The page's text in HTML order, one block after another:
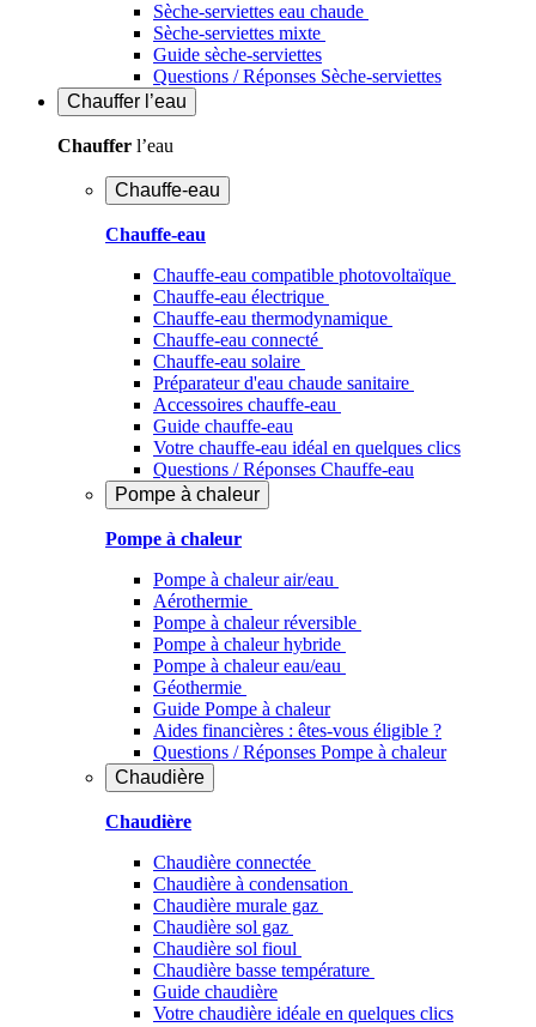
Sèche-serviettes eau chaude
Sèche-serviettes mixte
Guide sèche-serviettes
Questions / Réponses Sèche-serviettes
Chauffer l’eau
Chauffer l’eau
Chauffe-eau
Chauffe-eau
Chauffe-eau compatible photovoltaïque
Chauffe-eau électrique
Chauffe-eau thermodynamique
Chauffe-eau connecté
Chauffe-eau solaire
Préparateur d'eau chaude sanitaire
Accessoires chauffe-eau
Guide chauffe-eau
Votre chauffe-eau idéal en quelques clics
Questions / Réponses Chauffe-eau
Pompe à chaleur
Pompe à chaleur
Pompe à chaleur air/eau
Aérothermie
Pompe à chaleur réversible
Pompe à chaleur hybride
Pompe à chaleur​ eau/eau
Géothermie
Guide Pompe à chaleur
Aides financières : êtes-vous éligible ?
Questions / Réponses Pompe à chaleur
Chaudière
Chaudière
Chaudière connectée
Chaudière à condensation
Chaudière murale gaz
Chaudière sol gaz
Chaudière sol fioul
Chaudière basse température
Guide chaudière
Votre chaudière idéale en quelques clics